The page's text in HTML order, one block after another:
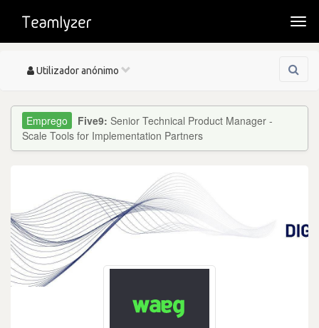
Toggle
Utilizador anónimo
Five9: Senior Technical Product Manager -
Scale Tools for Implementation Partners